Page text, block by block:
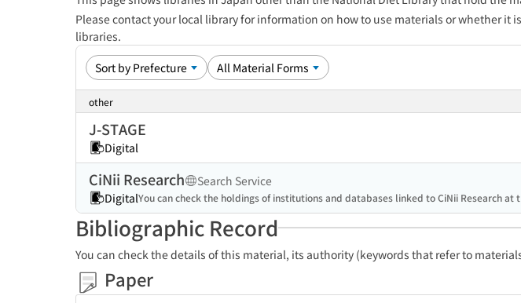
Please contact your local library for information on how to use materials or whether
libraries.
other
J-STAGE
Digital
CiNii Research
Search Service
DigitalYou can check the holdings of institutions and databases linked to CiNii Research at
Bibliographic Record
You can check the details of this material, its authority (keywords that refer to
Paper